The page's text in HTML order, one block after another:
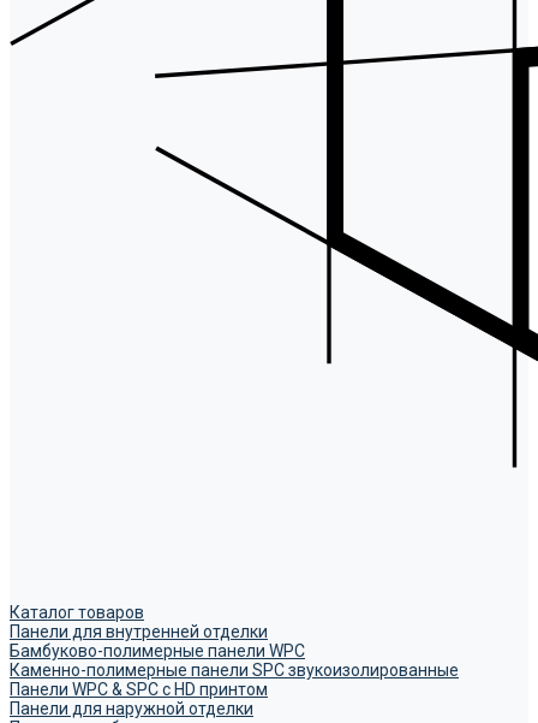
Каталог товаров
Панели для внутренней отделки
Бамбуково-полимерные панели WPC
Каменно-полимерные панели SPC звукоизолированные
Панели WPC & SPC с HD принтом
Панели для наружной отделки